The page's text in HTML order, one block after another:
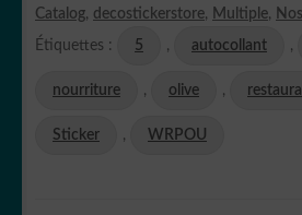
Catalog, decostickerstore, Multiple,
Étiquettes : 5 , autocollant ,
nourriture , olive ,
Sticker , WRPOU